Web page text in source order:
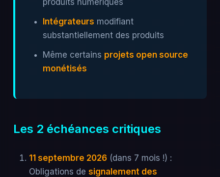
produits numériques
Intégrateurs modifiant
substantiellement des produits
Même certains projets open source
monétisés
Les 2 échéances critiques
11 septembre 2026(dans 7 mois !) :
Obligations de signalement des